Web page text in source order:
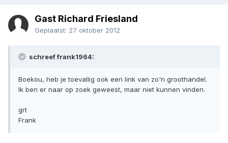
Gast Richard Friesland
Geplaatst: 27 oktober 2012
schreef frank1964:
Boekou, heb je toevallig ook een link van zo'n groothandel.
Ik ben er naar op zoek geweest, maar niet kunnen vinden.
grt
Frank